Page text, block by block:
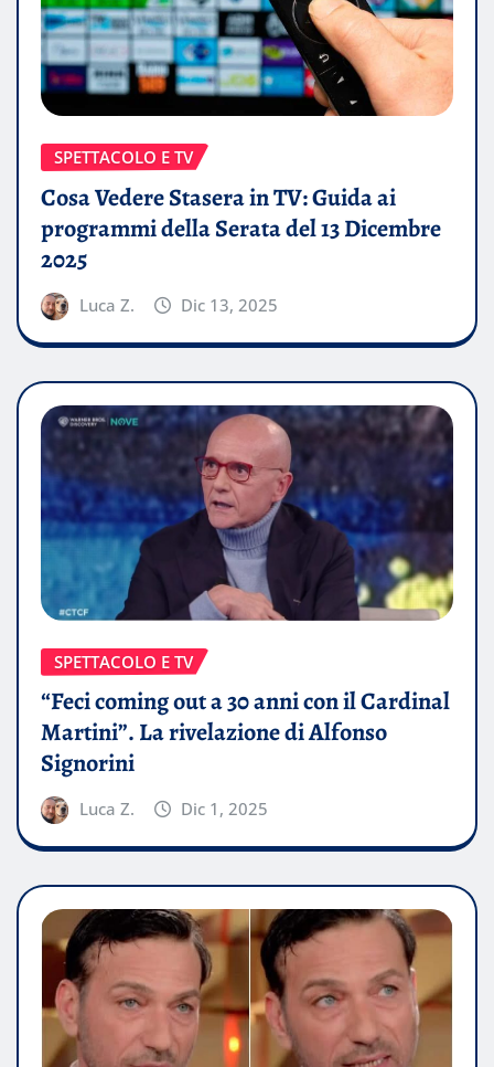
SPETTACOLO E TV
Cosa Vedere Stasera in TV: Guida ai
programmi della Serata del 13 Dicembre
2025
Luca Z. Dic 13, 2025
SPETTACOLO E TV
“Feci coming out a 30 anni con il Cardinal
Martini”. La rivelazione di Alfonso
Signorini
Luca Z. Dic 1, 2025